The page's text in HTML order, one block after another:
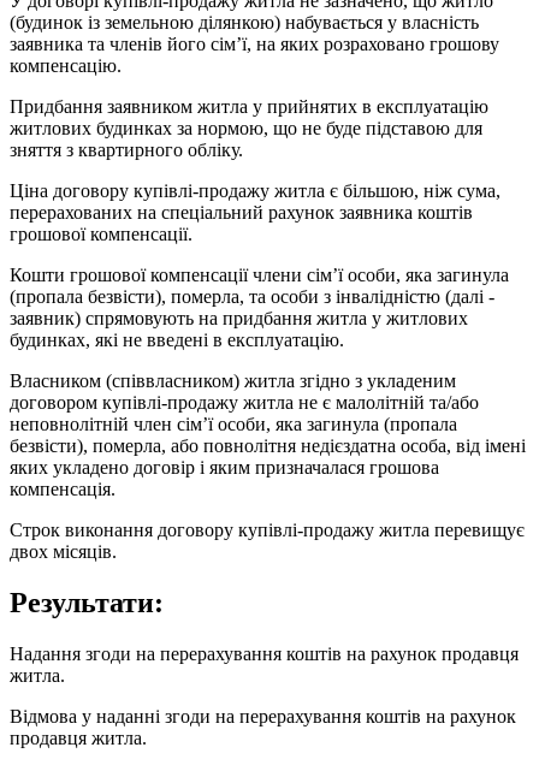
(будинок із земельною ділянкою) набувається у власність
заявника та членів його сім’ї, на яких розраховано грошову
компенсацію.
Придбання заявником житла у прийнятих в експлуатацію
житлових будинках за нормою, що не буде підставою для
зняття з квартирного обліку.
Ціна договору купівлі-продажу житла є більшою, ніж сума,
перерахованих на спеціальний рахунок заявника коштів
грошової компенсації.
Кошти грошової компенсації члени сім’ї особи, яка загинула
(пропала безвісти), померла, та особи з інвалідністю (далі -
заявник) спрямовують на придбання житла у житлових
будинках, які не введені в експлуатацію.
Власником (співвласником) житла згідно з укладеним
договором купівлі-продажу житла не є малолітній та/або
неповнолітній член сім’ї особи, яка загинула (пропала
безвісти), померла, або повнолітня недієздатна особа, від імені
яких укладено договір і яким призначалася грошова
компенсація.
Строк виконання договору купівлі-продажу житла перевищує
двох місяців.
Результати:
Надання згоди на перерахування коштів на рахунок продавця
житла.
Відмова у наданні згоди на перерахування коштів на рахунок
продавця житла.